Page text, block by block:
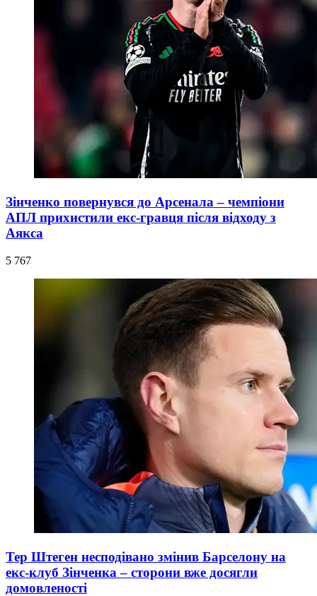
Зінченко повернувся до Арсенала – чемпіони
АПЛ прихистили екс-гравця після відходу з
Аякса
5 767
Тер Штеген несподівано змінив Барселону на
екс-клуб Зінченка – сторони вже досягли
домовленості